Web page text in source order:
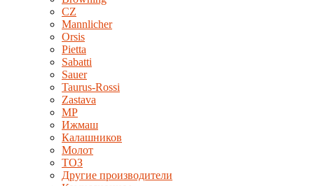
CZ
Mannlicher
Orsis
Pietta
Sabatti
Sauer
Taurus-Rossi
Zastava
MP
Ижмаш
Калашников
Молот
ТОЗ
Другие производители